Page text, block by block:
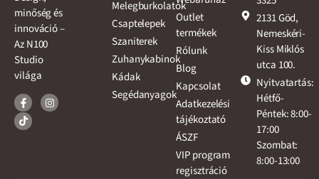
minőség és
innováció –
Az N100
Studio
világa
Melegburkolatok
Csaptelepek
Szaniterek
Zuhanykabinok
Kádak
Segédanyagok
Outlet
termékek
Rólunk
Blog
Kapcsolat
Adatkezelési
tájékoztató
ÁSZF
VIP program
regisztráció
2131 Göd,
Nemeskéri-
Kiss Miklós
utca 100.
Nyitvatartás:
Hétfő-
Péntek: 8:00-
17:00
Szombat:
8:00-13:00